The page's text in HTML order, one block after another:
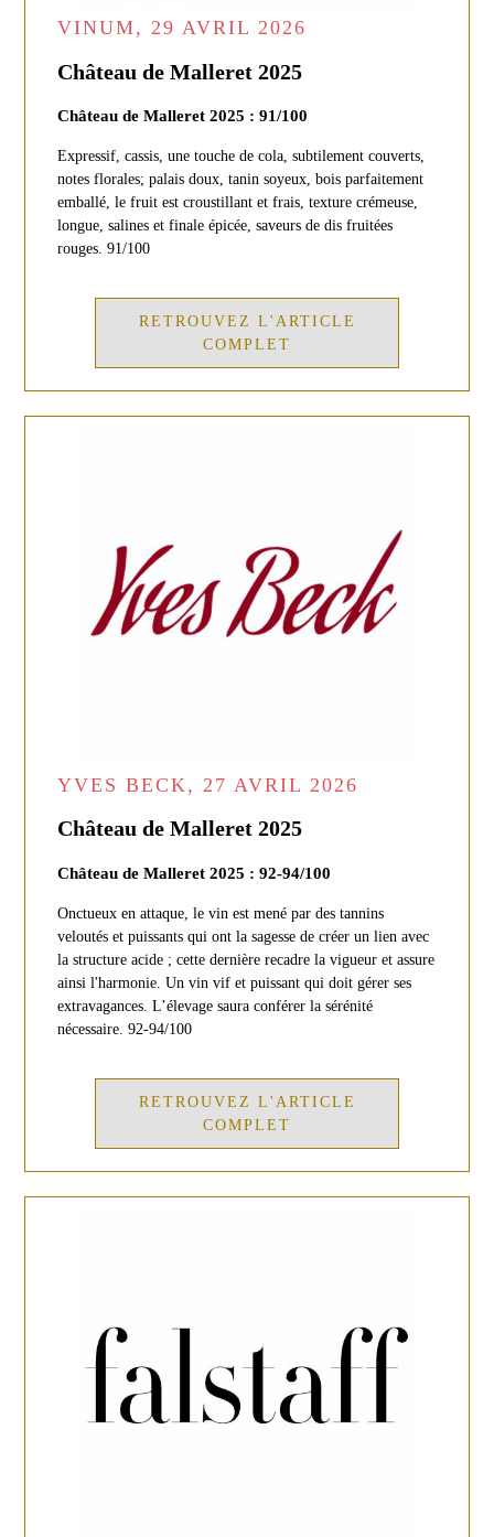
VINUM, 29 AVRIL 2026
Château de Malleret 2025
Château de Malleret 2025 : 91/100
Expressif, cassis, une touche de cola, subtilement couverts,
notes florales; palais doux, tanin soyeux, bois parfaitement
emballé, le fruit est croustillant et frais, texture crémeuse,
longue, salines et finale épicée, saveurs de dis fruitées
rouges. 91/100
RETROUVEZ L'ARTICLE
COMPLET
YVES BECK, 27 AVRIL 2026
Château de Malleret 2025
Château de Malleret 2025 : 92-94/100
Onctueux en attaque, le vin est mené par des tannins
veloutés et puissants qui ont la sagesse de créer un lien avec
la structure acide ; cette dernière recadre la vigueur et assure
ainsi l'harmonie. Un vin vif et puissant qui doit gérer ses
extravagances. L’élevage saura conférer la sérénité
nécessaire. 92-94/100
RETROUVEZ L'ARTICLE
COMPLET